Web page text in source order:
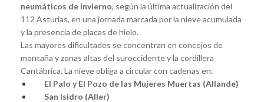
neumáticos de invierno, según la última actualización del
112 Asturias, en una jornada marcada por la nieve acumulada
y la presencia de placas de hielo.
Las mayores dificultades se concentran en concejos de
montaña y zonas altas del suroccidente y la cordillera
Cantábrica. La nieve obliga a circular con cadenas en:
El Palo y El Pozo de las Mujeres Muertas (Allande)
San Isidro (Aller)